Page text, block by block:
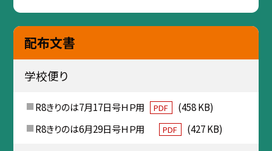
配布文書
学校便り
R8きりのは7月17日号ＨＰ用 PDF
(458 KB)
R8きりのは6月29日号ＨＰ用
PDF (427 KB)